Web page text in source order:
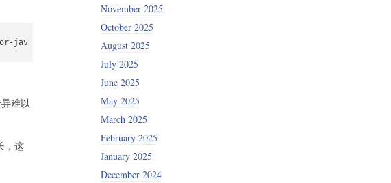
javascript.so AFL_USE_ASAN=1 afl-fuzz -i seeds/ -o out/ -b 2 -a text -G
难以
，这
November 2025
October 2025
August 2025
July 2025
June 2025
May 2025
March 2025
February 2025
January 2025
December 2024